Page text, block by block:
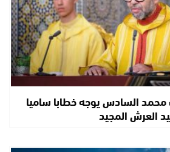
محمد السادس يوجه خطابا ساميا
العرش المجيد